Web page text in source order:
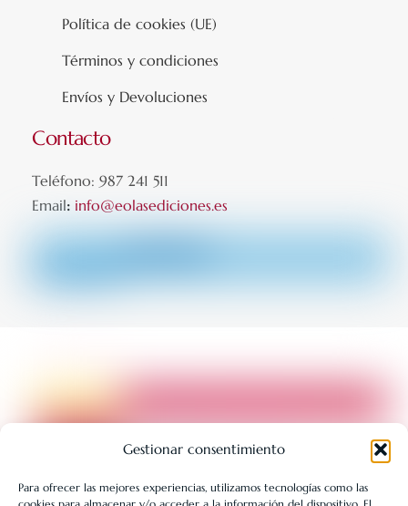
Gestionar consentimiento
Para ofrecer las mejores experiencias, utilizamos tecnologías como las
Política de cookies (UE)
Términos y condiciones
Envíos y Devoluciones
Contacto
Teléfono: 987 241 511
Email: info@eolasediciones.es